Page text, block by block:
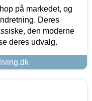
på markedet, og
Deres
den moderne
deres udvalg.